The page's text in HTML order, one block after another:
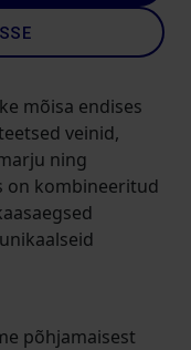
mõisa endises
veinid,
ning
on kombineeritud
põhjamaisest